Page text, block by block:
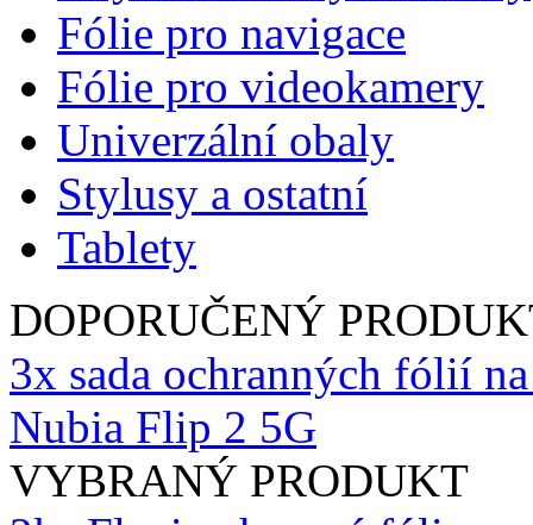
Fólie pro navigace
Fólie pro videokamery
Univerzální obaly
Stylusy a ostatní
Tablety
DOPORUČENÝ
3x sada ochranných fólií
Nubia Flip 2 5G
VYBRANÝ PRODUKT